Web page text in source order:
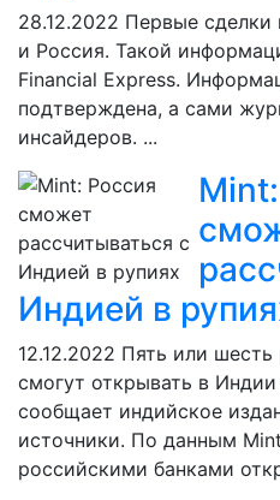
28.12.2022 Первые сделки
и Россия. Такой
Financial Express.
подтверждена, а сами
инсайдеров. ...
Индией в
12.12.2022 Пять или шесть
смогут открывать в
сообщает индийское
источники. По данным
российскими банками